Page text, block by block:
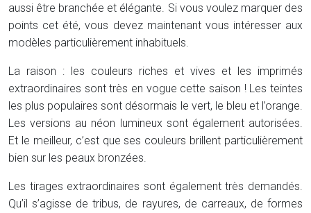
aussi être branchée et élégante. Si vous voulez marquer des
points cet été, vous devez maintenant vous intéresser aux
modèles particulièrement inhabituels.
La raison : les couleurs riches et vives et les imprimés
extraordinaires sont très en vogue cette saison ! Les teintes
les plus populaires sont désormais le vert, le bleu et l’orange.
Les versions au néon lumineux sont également autorisées.
Et le meilleur, c’est que ses couleurs brillent particulièrement
bien sur les peaux bronzées.
Les tirages extraordinaires sont également très demandés.
Qu’il s’agisse de tribus, de rayures, de carreaux, de formes